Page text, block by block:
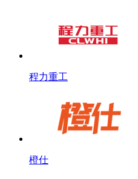
程力重工
橙仕